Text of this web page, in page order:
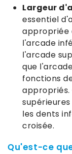
Largeur
essentiel
appropriée
l'arcade
l'arcade
que
fonctions
les dents
croisée.
Qu'est-ce